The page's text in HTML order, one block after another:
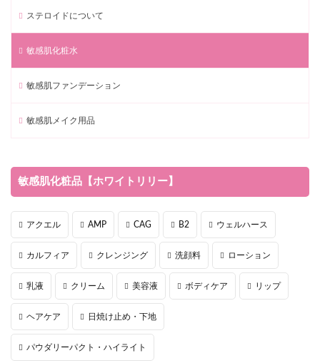
ステロイドについて
敏感肌化粧水
敏感肌ファンデーション
敏感肌メイク用品
敏感肌化粧品【ホワイトリリー】
アクエル AMP CAG B2 ウェルハース
カルフィア クレンジング 洗顔料 ローション
乳液 クリーム 美容液 ボディケア リップ
ヘアケア 日焼け止め・下地
パウダリーパクト・ハイライト